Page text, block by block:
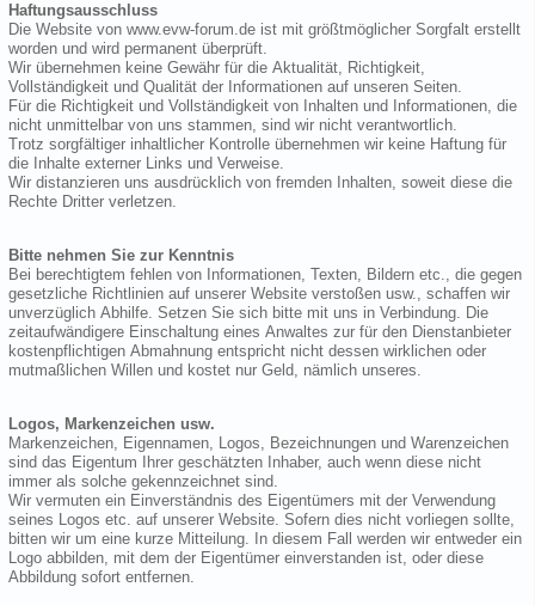
Haftungsausschluss
Die Website von www.evw-forum.de ist mit größtmöglicher Sorgfalt erstellt
worden und wird permanent überprüft.
Wir übernehmen keine Gewähr für die Aktualität, Richtigkeit,
Vollständigkeit und Qualität der Informationen auf unseren Seiten.
Für die Richtigkeit und Vollständigkeit von Inhalten und Informationen, die
nicht unmittelbar von uns stammen, sind wir nicht verantwortlich.
Trotz sorgfältiger inhaltlicher Kontrolle übernehmen wir keine Haftung für
die Inhalte externer Links und Verweise.
Wir distanzieren uns ausdrücklich von fremden Inhalten, soweit diese die
Rechte Dritter verletzen.
Bitte nehmen Sie zur Kenntnis
Bei berechtigtem fehlen von Informationen, Texten, Bildern etc., die gegen
gesetzliche Richtlinien auf unserer Website verstoßen usw., schaffen wir
unverzüglich Abhilfe. Setzen Sie sich bitte mit uns in Verbindung. Die
zeitaufwändigere Einschaltung eines Anwaltes zur für den Dienstanbieter
kostenpflichtigen Abmahnung entspricht nicht dessen wirklichen oder
mutmaßlichen Willen und kostet nur Geld, nämlich unseres.
Logos, Markenzeichen usw.
Markenzeichen, Eigennamen, Logos, Bezeichnungen und Warenzeichen
sind das Eigentum Ihrer geschätzten Inhaber, auch wenn diese nicht
immer als solche gekennzeichnet sind.
Wir vermuten ein Einverständnis des Eigentümers mit der Verwendung
seines Logos etc. auf unserer Website. Sofern dies nicht vorliegen sollte,
bitten wir um eine kurze Mitteilung. In diesem Fall werden wir entweder ein
Logo abbilden, mit dem der Eigentümer einverstanden ist, oder diese
Abbildung sofort entfernen.